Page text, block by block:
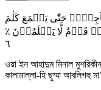
حَتّٰی یَسۡمَعَ کَلٰمَ
قَوۡمٌ لَّا یَعۡلَمُوۡنَ ٪
٦
ওয়া ইন আহাদুম মিনাল
কালামাল্লা-হি ছুম্মা আবলিগহু